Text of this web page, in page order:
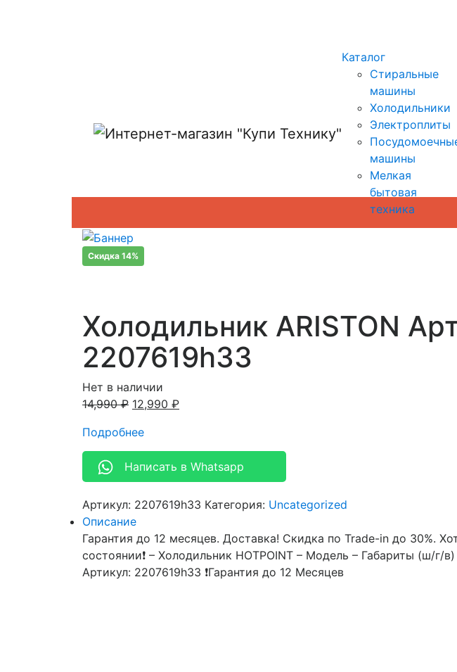
Каталог
Стиральные
машины
Холодильники
Электроплиты
машины
Мелкая
бытовая
техника
Скидка 14%
Холодильник ARISTON
2207619h33
Нет в наличии
14,990₽ 12,990 ₽
Подробнее
Написать в Whatsapp
Артикул: 2207619h33 Категория: Uncategorized
Описание
Гарантия до 12 месяцев. Доставка! Скидка по Trade-in до 30%.
состоянии❗ – Холодильник HOTPOINT – Модель – Габариты (ш/
Артикул: 2207619h33 ❗Гарантия до 12 Месяцев